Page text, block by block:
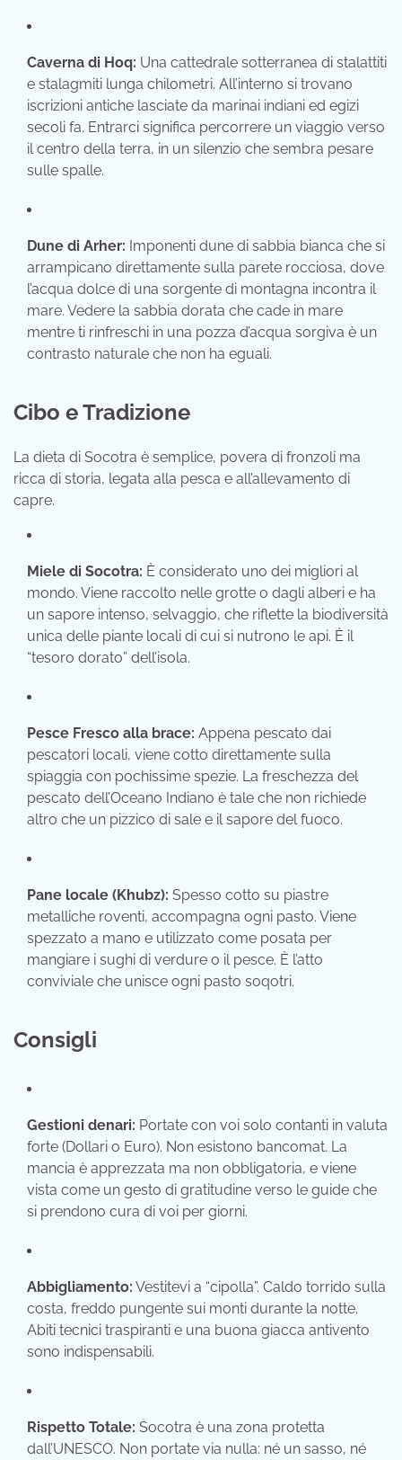
Caverna di Hoq: Una cattedrale sotterranea di stalattiti
e stalagmiti lunga chilometri. All’interno si trovano
iscrizioni antiche lasciate da marinai indiani ed egizi
secoli fa. Entrarci significa percorrere un viaggio verso
il centro della terra, in un silenzio che sembra pesare
sulle spalle.
Dune di Arher: Imponenti dune di sabbia bianca che si
arrampicano direttamente sulla parete rocciosa, dove
l’acqua dolce di una sorgente di montagna incontra il
mare. Vedere la sabbia dorata che cade in mare
mentre ti rinfreschi in una pozza d’acqua sorgiva è un
contrasto naturale che non ha eguali.
Cibo e Tradizione
La dieta di Socotra è semplice, povera di fronzoli ma
ricca di storia, legata alla pesca e all’allevamento di
capre.
Miele di Socotra: È considerato uno dei migliori al
mondo. Viene raccolto nelle grotte o dagli alberi e ha
un sapore intenso, selvaggio, che riflette la biodiversità
unica delle piante locali di cui si nutrono le api. È il
“tesoro dorato” dell’isola.
Pesce Fresco alla brace: Appena pescato dai
pescatori locali, viene cotto direttamente sulla
spiaggia con pochissime spezie. La freschezza del
pescato dell’Oceano Indiano è tale che non richiede
altro che un pizzico di sale e il sapore del fuoco.
Pane locale (Khubz): Spesso cotto su piastre
metalliche roventi, accompagna ogni pasto. Viene
spezzato a mano e utilizzato come posata per
mangiare i sughi di verdure o il pesce. È l’atto
conviviale che unisce ogni pasto soqotri.
Consigli
Gestioni denari: Portate con voi solo contanti in valuta
forte (Dollari o Euro). Non esistono bancomat. La
mancia è apprezzata ma non obbligatoria, e viene
vista come un gesto di gratitudine verso le guide che
si prendono cura di voi per giorni.
Abbigliamento: Vestitevi a “cipolla”. Caldo torrido sulla
costa, freddo pungente sui monti durante la notte.
Abiti tecnici traspiranti e una buona giacca antivento
sono indispensabili.
Rispetto Totale: Socotra è una zona protetta
dall’UNESCO. Non portate via nulla: né un sasso, né